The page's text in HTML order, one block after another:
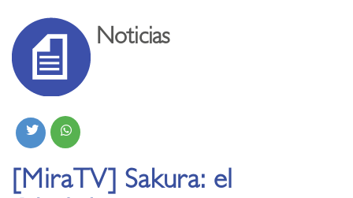
Noticias
[MiraTV] Sakura: el